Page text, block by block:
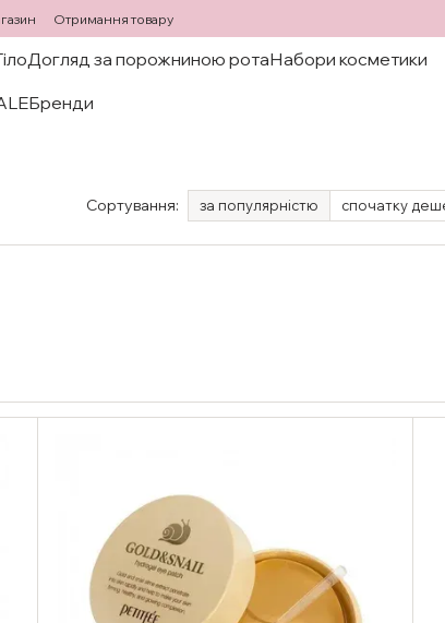
Отримання товару
Догляд за порожниною ротаНабори косметики
Бренди
Сортування: за популярністю спочатку